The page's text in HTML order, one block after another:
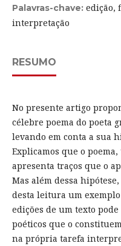
Palavras-chave: edição,
interpretação
RESUMO
No presente artigo
célebre poema do poeta
levando em conta a sua
Explicamos que o
apresenta traços que o
Mas além dessa
desta leitura um
edições de um texto
poéticos que o
na própria tarefa